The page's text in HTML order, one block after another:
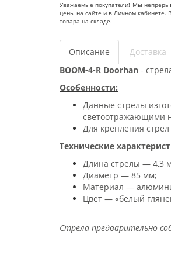
Уважаемые покупатели! Мы
цены на сайте и в Личном кабинете.
товара на складе.
Описание Доставка
BOOM-4-R Doorhan -
Особенности:
Данные стрелы
светоотражающими
Для крепления
Технические
Длина стрелы — 4,3
Диаметр — 85 мм;
Материал —
Цвет — «белый
Стрела предварительно